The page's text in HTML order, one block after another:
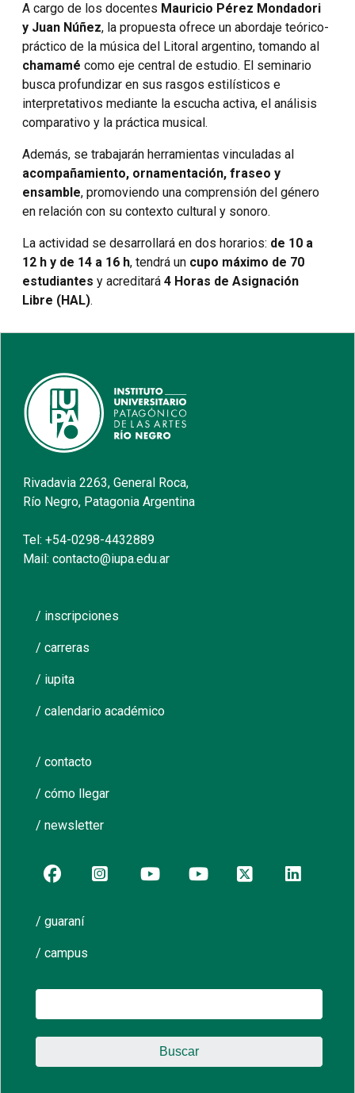
A cargo de los docentes Mauricio Pérez Mondadori
y Juan Núñez, la propuesta ofrece un abordaje teórico-
práctico de la música del Litoral argentino, tomando al
chamamé como eje central de estudio. El seminario
busca profundizar en sus rasgos estilísticos e
interpretativos mediante la escucha activa, el análisis
comparativo y la práctica musical.
Además, se trabajarán herramientas vinculadas al
acompañamiento, ornamentación, fraseo y
ensamble, promoviendo una comprensión del género
en relación con su contexto cultural y sonoro.
La actividad se desarrollará en dos horarios: de 10 a
12 h y de 14 a 16 h, tendrá un cupo máximo de 70
estudiantes y acreditará 4 Horas de Asignación
Libre (HAL).
Rivadavia 2263, General Roca,
Río Negro, Patagonia Argentina
Tel: +54-0298-4432889
Mail: contacto@iupa.edu.ar
/ inscripciones
/ carreras
/ iupita
/ calendario académico
/ contacto
/ cómo llegar
/ newsletter
/ guaraní
/ campus
Buscar: